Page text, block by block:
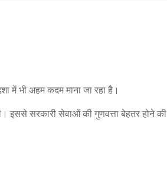
में भी अहम कदम माना जा रहा है।
इससे सरकारी सेवाओं की गुणवत्ता बेहतर होने की